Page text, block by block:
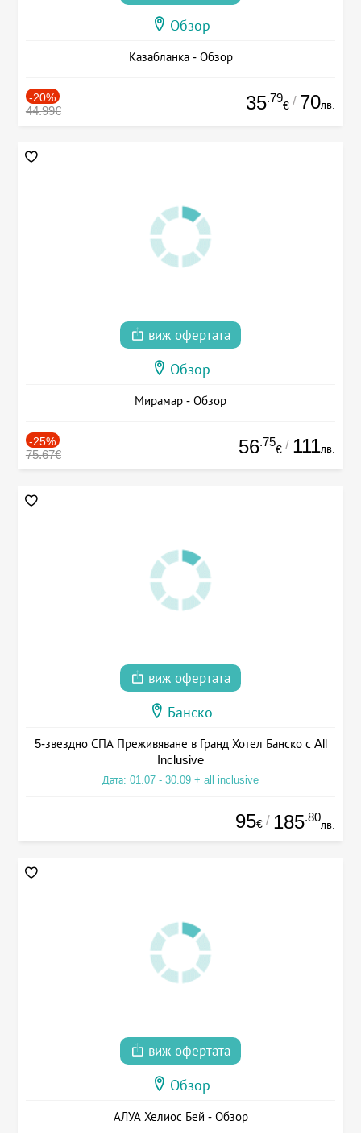
Обзор
Казабланка - Обзор
-20%
44.99€ 35.79
€ / 70лв.
виж офертата
Обзор
Мирамар - Обзор
-25%
75.67€ 56.75
€ / 111лв.
виж офертата
Банско
5-звездно СПА Преживяване в Гранд Хотел Банско с All
Inclusive
Дата: 01.07 - 30.09 + all inclusive
95€ / 185.80
лв.
виж офертата
Обзор
АЛУА Хелиос Бей - Обзор